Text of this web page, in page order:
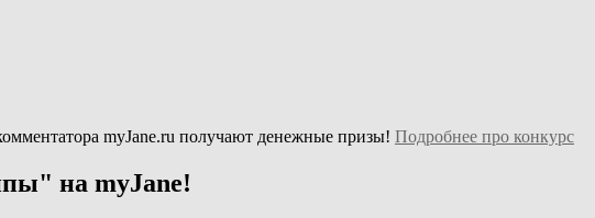
myJane.ru получают денежные призы! Подробнее про конкурс
на myJane!